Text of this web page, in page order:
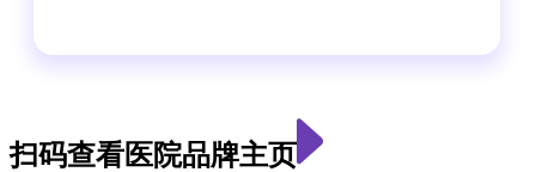
扫码查看医院品牌主页